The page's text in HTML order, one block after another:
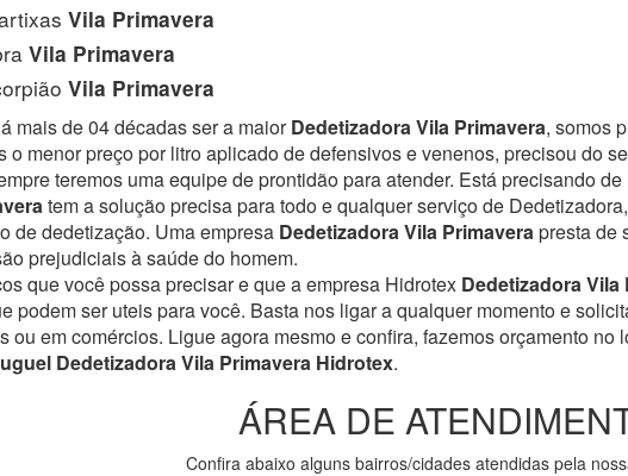
Vila Primavera
Vila Primavera
Vila Primavera
mais de 04 décadas ser a maiorDedetizadora Vila Primavera, somos
o menor preço por litro aplicado de defensivos e venenos, precisou do
teremos uma equipe de prontidão para atender. Está precisando de
tem a solução precisa para todo e qualquer serviço de
de dedetização. Uma empresa Dedetizadora Vila Primaverapresta de
prejudiciais à saúde do homem.
que você possa precisar e que a empresa Hidrotex Dedetizadora Vila
podem ser uteis para você. Basta nos ligar a qualquer momento e
ou em comércios. Ligue agora mesmo e confira, fazemos orçamento no
Dedetizadora Vila Primavera Hidrotex.
ÁREA DE
Confira abaixo alguns bairros/cidades atendidas pela